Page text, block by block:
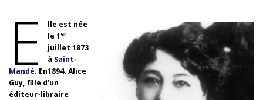
E
lle est née
le 1 er
juillet 1873
à Saint-
Mandé. En1894. Alice
Guy, fille d’un
éditeur-libraire